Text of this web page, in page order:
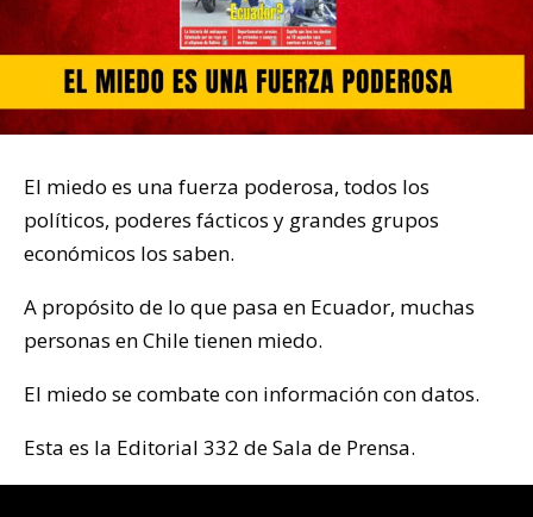
El miedo es una fuerza poderosa, todos los
políticos, poderes fácticos y grandes grupos
económicos los saben.
A propósito de lo que pasa en Ecuador, muchas
personas en Chile tienen miedo.
El miedo se combate con información con datos.
Esta es la Editorial 332 de Sala de Prensa.